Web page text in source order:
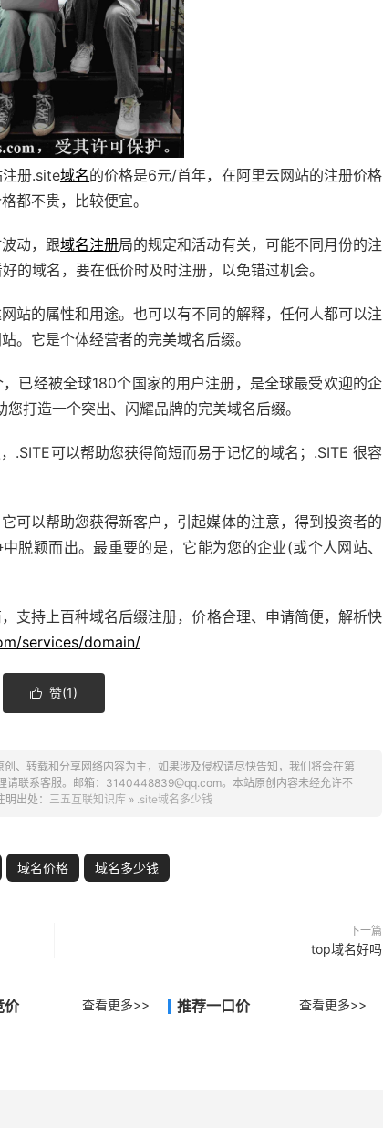
册.site域名的价格是6元/首年，在阿里云网站的注册价格
都不贵，比较便宜。
动，跟域名注册局的规定和活动有关，可能不同月份的注
的域名，要在低价时及时注册，以免错过机会。
站的属性和用途。也可以有不同的解释，任何人都可以注
。它是个体经营者的完美域名后缀。
已经被全球180个国家的用户注册，是全球最受欢迎的企
打造一个突出、闪耀品牌的完美域名后缀。
.SITE可以帮助您获得简短而易于记忆的域名；.SITE 很容
可以帮助您获得新客户，引起媒体的注意，得到投资者的
脱颖而出。最重要的是，它能为您的企业(或个人网站、
支持上百种域名后缀注册，价格合理、申请简便，解析快
services/domain/
 赞(1)
、转载和分享网络内容为主，如果涉及侵权请尽快告知，我们将会在第
请联系客服。邮箱：3140448839@qq.com。本站原创内容未经允许不
出处： 三五互联知识库» .site域名多少钱
域名价格 域名多少钱
下一篇
top域名好吗
价 查看更多>> 推荐一口价 查看更多>>